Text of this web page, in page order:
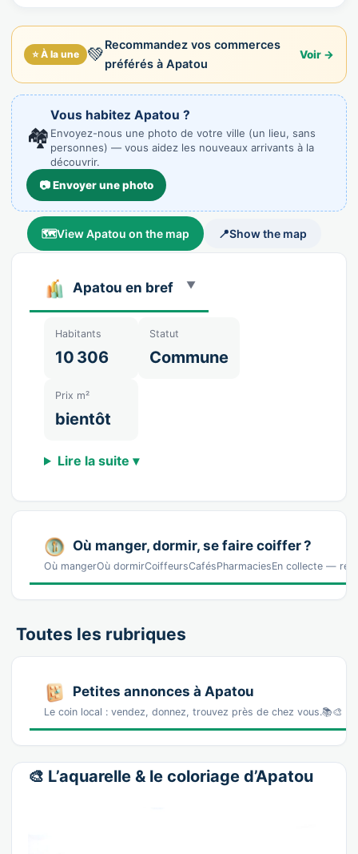
⭐ À la une 💚Recommandez vos commerces
préférés à Apatou
Voir →
🏘️
Vous habitez Apatou ?
Envoyez-nous une photo de votre ville (un lieu, sans
personnes) — vous aidez les nouveaux arrivants à la
découvrir.
📷 Envoyer une photo
🗺️View Apatou on the map 📍Show the map
Apatou en bref
Habitants
10 306
Statut
Commune
Prix m²
bientôt
Lire la suite ▾
Où manger, dormir, se faire coiffer ?
Où mangerOù dormirCoiffeursCafésPharmaciesEn collecte —
Toutes les rubriques
Petites annonces à Apatou
Le coin local : vendez, donnez, trouvez près de chez vous.📚🎨
🎨 L’aquarelle & le coloriage d’Apatou